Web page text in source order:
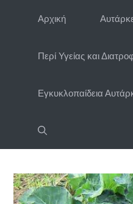
Αρχική
Περί Υγείας και
Εγκυκλοπαίδεια